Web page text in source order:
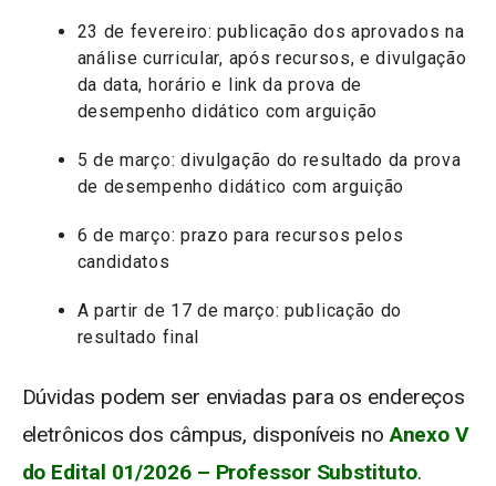
23 de fevereiro: publicação dos aprovados na
análise curricular, após recursos, e divulgação
da data, horário e link da prova de
desempenho didático com arguição
5 de março: divulgação do resultado da prova
de desempenho didático com arguição
6 de março: prazo para recursos pelos
candidatos
A partir de 17 de março: publicação do
resultado final
Dúvidas podem ser enviadas para os endereços
eletrônicos dos câmpus, disponíveis noAnexo V
do Edital 01/2026 – Professor Substituto.